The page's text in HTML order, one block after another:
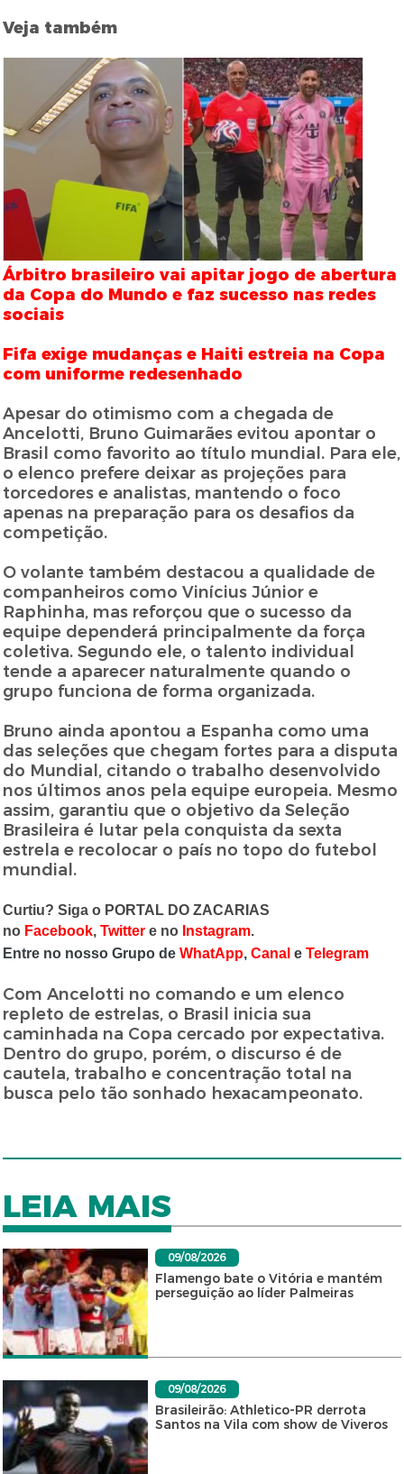
Veja também
Árbitro brasileiro vai apitar jogo de abertura
da Copa do Mundo e faz sucesso nas redes
sociais
Fifa exige mudanças e Haiti estreia na Copa
com uniforme redesenhado
Apesar do otimismo com a chegada de
Ancelotti, Bruno Guimarães evitou apontar o
Brasil como favorito ao título mundial. Para ele,
o elenco prefere deixar as projeções para
torcedores e analistas, mantendo o foco
apenas na preparação para os desafios da
competição.
O volante também destacou a qualidade de
companheiros como Vinícius Júnior e
Raphinha, mas reforçou que o sucesso da
equipe dependerá principalmente da força
coletiva. Segundo ele, o talento individual
tende a aparecer naturalmente quando o
grupo funciona de forma organizada.
Bruno ainda apontou a Espanha como uma
das seleções que chegam fortes para a disputa
do Mundial, citando o trabalho desenvolvido
nos últimos anos pela equipe europeia. Mesmo
assim, garantiu que o objetivo da Seleção
Brasileira é lutar pela conquista da sexta
estrela e recolocar o país no topo do futebol
mundial.
Curtiu? Siga o PORTAL DO ZACARIAS
no Facebook,Twitter e no Instagram.
Entre no nosso Grupo deWhatApp,Canal eTelegram
Com Ancelotti no comando e um elenco
repleto de estrelas, o Brasil inicia sua
caminhada na Copa cercado por expectativa.
Dentro do grupo, porém, o discurso é de
cautela, trabalho e concentração total na
busca pelo tão sonhado hexacampeonato.
LEIA MAIS
09/08/2026
Flamengo bate o Vitória e mantém
perseguição ao líder Palmeiras
09/08/2026
Brasileirão: Athletico-PR derrota
Santos na Vila com show de Viveros